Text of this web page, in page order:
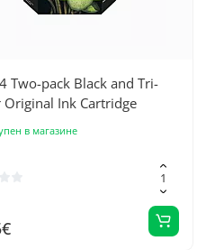
Two-pack Black and Tri-
Ink Cartridge
в магазине